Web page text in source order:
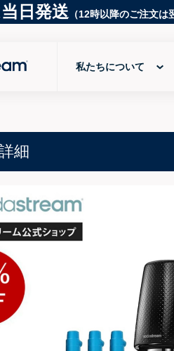
日発送 （12時以降のご注文
私たちについて
細